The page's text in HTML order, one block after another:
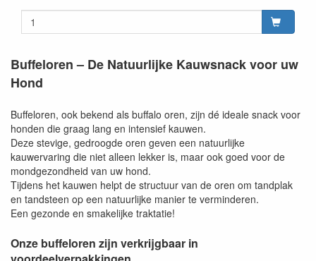
Buffeloren – De Natuurlijke Kauwsnack voor uw
Hond
Buffeloren, ook bekend als buffalo oren, zijn dé ideale snack voor
honden die graag lang en intensief kauwen.
Deze stevige, gedroogde oren geven een natuurlijke
kauwervaring die niet alleen lekker is, maar ook goed voor de
mondgezondheid van uw hond.
Tijdens het kauwen helpt de structuur van de oren om tandplak
en tandsteen op een natuurlijke manier te verminderen.
Een gezonde en smakelijke traktatie!
Onze buffeloren zijn verkrijgbaar in